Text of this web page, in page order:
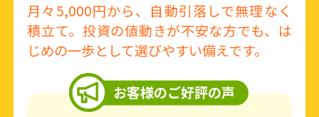
月々5,000円から、自動引落しで無理なく
積立て。投資の値動きが不安な方でも、は
じめの一歩として選びやすい備えです。
お客様のご好評の声